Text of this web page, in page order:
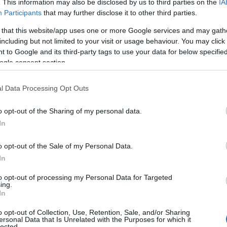
This information may also be disclosed by us to third parties on the
Participants that may further disclose it to other third parties.
that this website/app uses one or more Google services and may
but not limited to your visit or usage behaviour. You may
to Google and its third-party tags to use your data for below
consent section.
Data Processing Opt Outs
opt-out of the Sharing of my personal data.
opt-out of the Sale of my Personal Data.
opt-out of processing my Personal Data for Targeted
opt-out of Collection, Use, Retention, Sale, and/or Sharing
Data that Is Unrelated with the Purposes for which it
a zsidó államot, Izrael azonban valamennyi
napokból számos felvétel tanúskodik
nyíltan zokogtak a visszafoglalt Siratófalnál.
zsidó fiatalok közül sokan azonban a
és a kábítószerek világát választották
A Rebbe azonban ebben is azt látta,
zsidóság lángja és jobbá akarják tenni
tudják, hogy hogyan kezdjenek hozzá.